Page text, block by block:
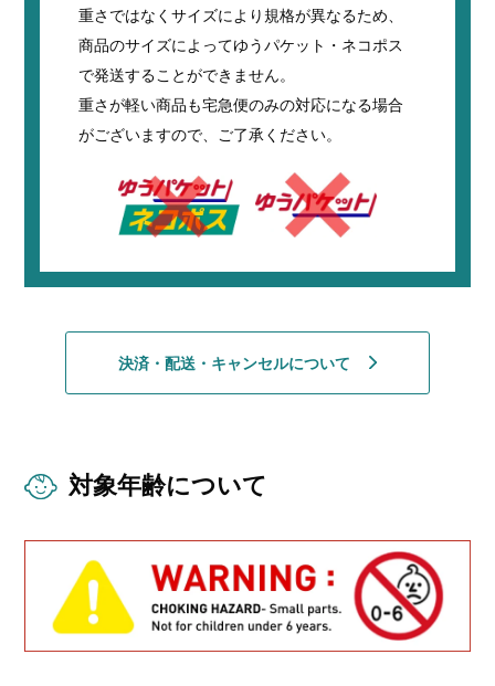
重さではなくサイズにより規格が異なるため、
商品のサイズによってゆうパケット・ネコポス
で発送することができません。
重さが軽い商品も宅急便のみの対応になる場合
がございますので、ご了承ください。
決済・配送・キャンセルについて
対象年齢について